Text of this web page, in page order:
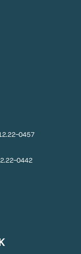
0457
0442